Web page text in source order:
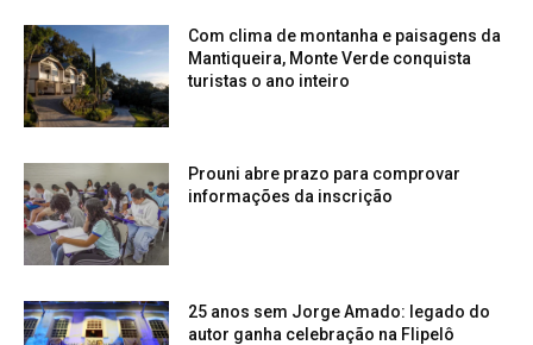
Com clima de montanha e paisagens da
Mantiqueira, Monte Verde conquista
turistas o ano inteiro
Prouni abre prazo para comprovar
informações da inscrição
25 anos sem Jorge Amado: legado do
autor ganha celebração na Flipelô